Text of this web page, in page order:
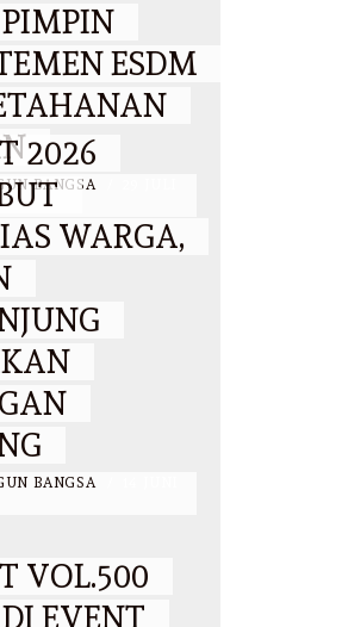
ESDM
BANGSA
2026
WARGA,
BANGSA
VOL.500
EVENT